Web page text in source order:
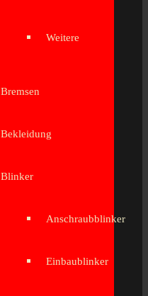
Weitere
Bremsen
Bekleidung
Blinker
Anschraubblinker
Einbaublinker